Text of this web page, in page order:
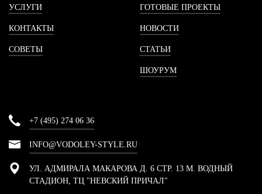
УСЛУГИ
КОНТАКТЫ
СОВЕТЫ
ГОТОВЫЕ ПРОЕКТЫ
НОВОСТИ
СТАТЬИ
ШОУРУМ
+7 (495) 274 06 36
INFO@VODOLEY-STYLE.RU
УЛ. АДМИРАЛА МАКАРОВА Д. 6 СТР. 13 М. ВОДНЫЙ
СТАДИОН, ТЦ "НЕВСКИЙ ПРИЧАЛ"